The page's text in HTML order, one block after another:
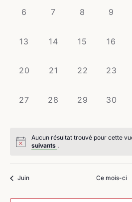
Évènements
0
6
0
7
0
8
0
9
0
13
0
14
0
15
0
16
0
20
0
21
0
22
0
23
0
27
0
28
0
29
0
30
Aucun résultat trouvé pour cette
suivants .
Juin Ce mois-ci